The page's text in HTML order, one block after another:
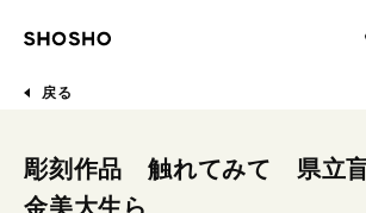
戻る
彫刻作品 触れてみて 県立
金美大生ら